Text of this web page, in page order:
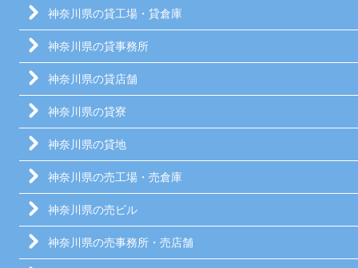
神奈川県の貸工場・貸倉庫
神奈川県の貸事務所
神奈川県の貸店舗
神奈川県の貸寮
神奈川県の貸地
神奈川県の売工場・売倉庫
神奈川県の売ビル
神奈川県の売事務所・売店舗